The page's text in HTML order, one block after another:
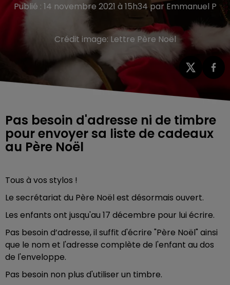
Publié : 14 novembre 2021 à 15h34 par Emmanuel P
Crédit image: Lettre Père Noël
Pas besoin d'adresse ni de timbre
pour envoyer sa liste de cadeaux
au Père Noël
Tous à vos stylos !
Le secrétariat du Père Noël est désormais ouvert.
Les enfants ont jusqu'au 17 décembre pour lui écrire.
Pas besoin d’adresse, il suffit d'écrire "Père Noël" ainsi
que le nom et l'adresse complète de l'enfant au dos
de l'enveloppe.
Pas besoin non plus d'utiliser un timbre.